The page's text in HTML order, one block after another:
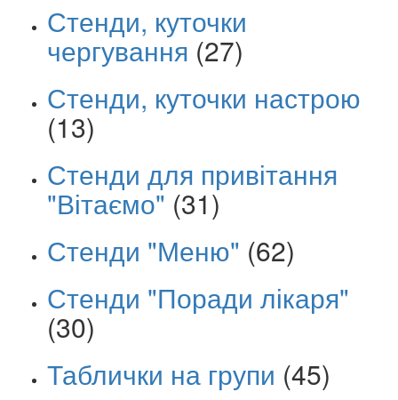
Стенди, куточки
чергування (27)
Стенди, куточки настрою
(13)
Стенди для привітання
"Вітаємо" (31)
Стенди "Меню" (62)
Стенди "Поради лікаря"
(30)
Таблички на групи (45)